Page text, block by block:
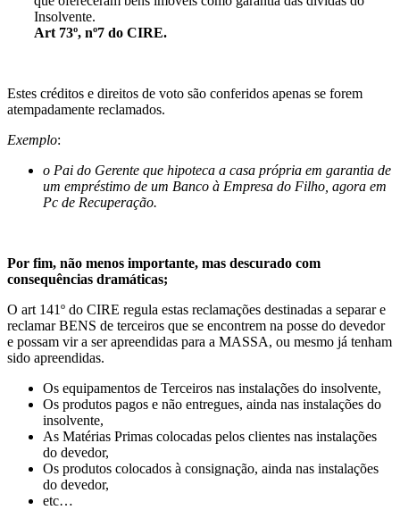
Insolvente.
Art 73º, nº7 do CIRE.
Estes créditos e direitos de voto são conferidos apenas se forem
atempadamente reclamados.
Exemplo:
o Pai do Gerente que hipoteca a casa própria em garantia de
um empréstimo de um Banco à Empresa do Filho, agora em
Pc de Recuperação.
Por fim, não menos importante, mas descurado com
consequências dramáticas;
O art 141º do CIRE regula estas reclamações destinadas a separar e
reclamar BENS de terceiros que se encontrem na posse do devedor
e possam vir a ser apreendidas para a MASSA, ou mesmo já tenham
sido apreendidas.
Os equipamentos de Terceiros nas instalações do insolvente,
Os produtos pagos e não entregues, ainda nas instalações do
insolvente,
As Matérias Primas colocadas pelos clientes nas instalações
do devedor,
Os produtos colocados à consignação, ainda nas instalações
do devedor,
etc…